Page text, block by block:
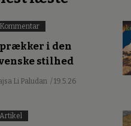
Kommentar
i den
stilhed
Li Paludan / 19.5.26
Artikel